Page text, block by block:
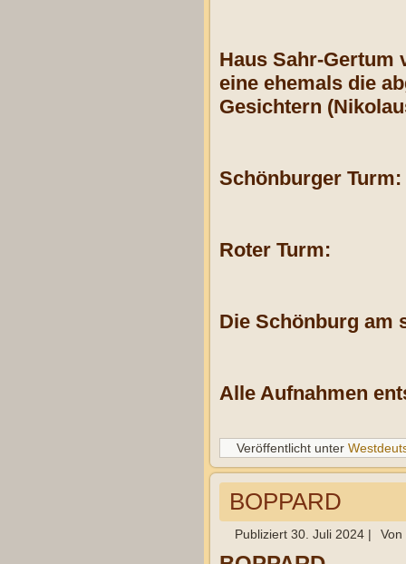
Haus Sahr-Gertum
eine ehemals die
Gesichtern
Schönburger Turm:
Roter Turm:
Die Schönburg am
Alle Aufnahmen
Veröffentlicht unter
BOPPARD
Publiziert 30. Juli 2024 | Von